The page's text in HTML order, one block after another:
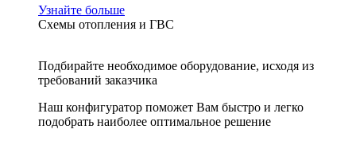
Узнайте больше
Схемы отопления и ГВС
Подбирайте необходимое оборудование, исходя из
требований заказчика
Наш конфигуратор поможет Вам быстро и легко
подобрать наиболее оптимальное решение